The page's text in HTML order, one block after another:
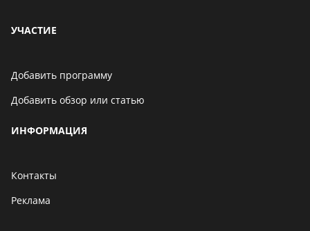
УЧАСТИЕ
Добавить программу
Добавить обзор или статью
ИНФОРМАЦИЯ
Контакты
Реклама